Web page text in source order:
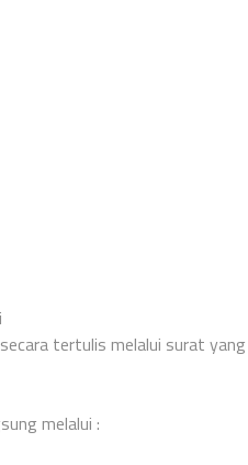
tertulis melalui surat
melalui :